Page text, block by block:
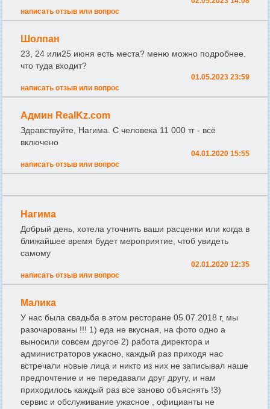
написать отзыв или вопрос
Шолпан
23, 24 или25 июня есть места? меню можно подробнее.
что туда входит?
01.05.2023 23:59
написать отзыв или вопрос
Админ RealKz.com
Здравствуйте, Нагима. С человека 11 000 тг - всё
включено
04.01.2020 15:55
написать отзыв или вопрос
Нагима
Добрый день, хотела уточнить ваши расценки или когда в
ближайшее время будет мероприятие, чтоб увидеть
самому
02.01.2020 12:35
написать отзыв или вопрос
Малика
У нас была свадьба в этом ресторане 05.07.2018 г, мы
разочарованы !!! 1) еда не вкусная, на фото одно а
выносили совсем другое 2) работа директора и
администраторов ужасно, каждый раз приходя нас
встречали новые лица и никто из них не записывал наше
предпочтение и не передавали друг другу, и нам
приходилось каждый раз все заново объяснять !3)
сервис и обслуживание ужасное , официанты не